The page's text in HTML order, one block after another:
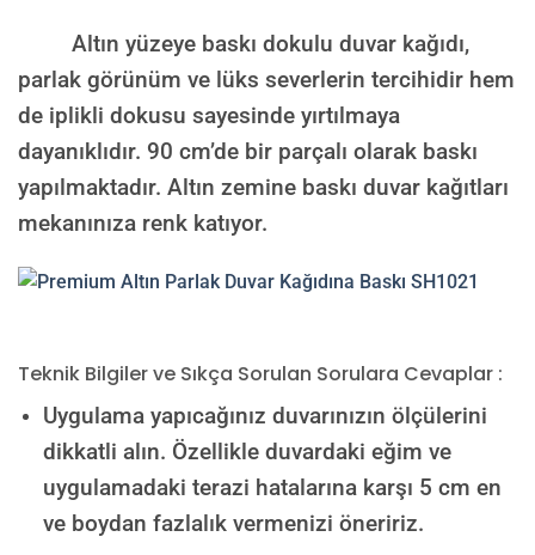
Altın yüzeye baskı dokulu duvar kağıdı,
parlak görünüm ve lüks severlerin tercihidir hem
de iplikli dokusu sayesinde yırtılmaya
dayanıklıdır. 90 cm’de bir parçalı olarak baskı
yapılmaktadır. Altın zemine baskı duvar kağıtları
mekanınıza renk katıyor.
Teknik Bilgiler ve Sıkça Sorulan Sorulara Cevaplar :
Uygulama yapıcağınız duvarınızın ölçülerini
dikkatli alın. Özellikle duvardaki eğim ve
uygulamadaki terazi hatalarına karşı 5 cm en
ve boydan fazlalık vermenizi öneririz.